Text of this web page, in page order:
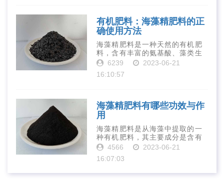
有机肥料：海藻精肥料的正
确使用方法
海藻精肥料是一种天然的有机肥
料，含有丰富的氨基酸、藻类生
长素、维生素、微量元素、蛋白
质等营养物质，可以提高土壤肥
力、促进植物生长、增强植物抗
6239
2023-06-21
16:10:57
海藻精肥料有哪些功效与作
用
海藻精肥料是从海藻中提取的一
种有机肥料，其主要成分是含有
丰富的微量元素、植物生长素、
植物激素等植物营养物质。它具
有增强作物生长、促进植物根系
发达、提高作物产量等多种作用
4566
2023-06-21
16:07:03